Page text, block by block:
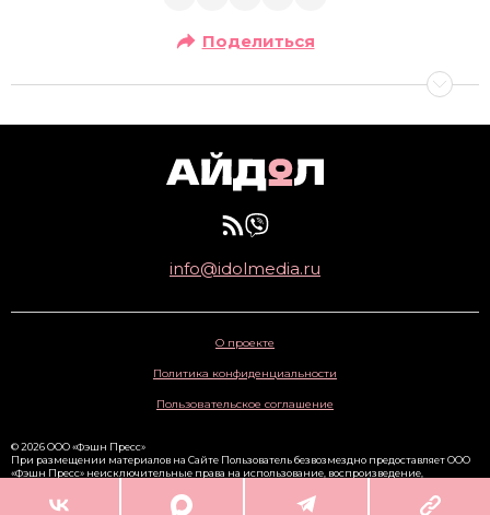
Поделиться
info@idolmedia.ru
О проекте
Политика конфиденциальности
Пользовательское соглашение
© 2026 ООО «Фэшн Пресс»
При размещении материалов на Сайте Пользователь безвозмездно предоставляет ООО
«Фэшн Пресс» неисключительные права на использование, воспроизведение,
материалов и доведение их до всеобщего сведения через сайт
www.idolmedia.ru. 16+